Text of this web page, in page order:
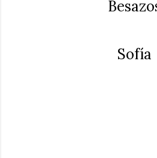
Sofía